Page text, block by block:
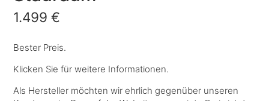
1.499 €
Bester Preis.
Klicken Sie für weitere Informationen.
Als Hersteller möchten wir ehrlich gegenüber unseren